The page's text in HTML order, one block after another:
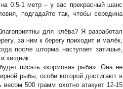
0.5-1 метр – у вас прекрасный шанс
подгадайте так, чтобы середина
для клёва? Я разработал
за ним к берегу приходит и малёк,
после шторма наступает затишье,
хищник.
писать «кормовая рыба». Она не
рыбы, особи которой достигают в
500 грамм охотно атакует 12-15